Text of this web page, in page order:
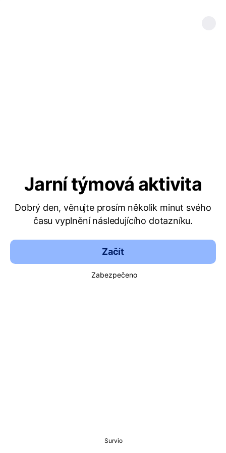
Jarní týmová aktivita
Dobrý den, věnujte prosím několik minut svého
času vyplnění následujícího dotazníku.
Začít
Zabezpečeno
Survio